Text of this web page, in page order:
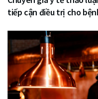
tiếp cận điều trị cho